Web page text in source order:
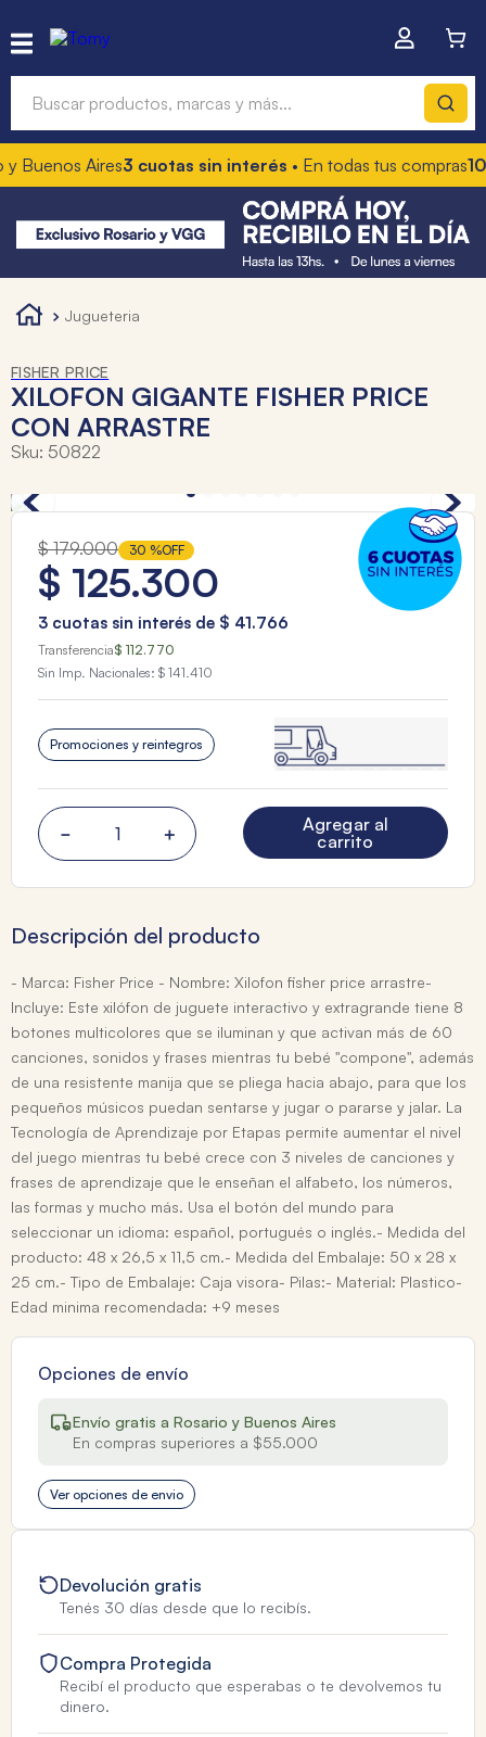
Buenos Aires3 cuotas sin interés• En todas tus compras
jugueteria
FISHER PRICE
XILOFON GIGANTE FISHER PRICE
CON ARRASTRE
Sku: 50822
$ 179.000 30 %OFF
$ 125.300
3 cuotas sin interés de $ 41.766
Transferencia$ 112.770
Sin Imp. Nacionales: $ 141.410
Promociones y reintegros
＋
－
Agregar al
carrito
Descripción del producto
- Marca: Fisher Price - Nombre: Xilofon fisher price arrastre-
Incluye: Este xilófon de juguete interactivo y extragrande tiene 8
botones multicolores que se iluminan y que activan más de 60
canciones, sonidos y frases mientras tu bebé "compone", además
de una resistente manija que se pliega hacia abajo, para que los
pequeños músicos puedan sentarse y jugar o pararse y jalar. La
Tecnología de Aprendizaje por Etapas permite aumentar el nivel
del juego mientras tu bebé crece con 3 niveles de canciones y
frases de aprendizaje que le enseñan el alfabeto, los números,
las formas y mucho más. Usa el botón del mundo para
seleccionar un idioma: español, portugués o inglés.- Medida del
producto: 48 x 26,5 x 11,5 cm.- Medida del Embalaje: 50 x 28 x
25 cm.- Tipo de Embalaje: Caja visora- Pilas:- Material: Plastico-
Edad minima recomendada: +9 meses
Opciones de envío
Envío gratis a Rosario y Buenos Aires
En compras superiores a $55.000
Ver opciones de envio
Devolución gratis
Tenés 30 días desde que lo recibís.
Compra Protegida
Recibí el producto que esperabas o te devolvemos tu
dinero.
Términos más buscados
1.
hot wheels
3